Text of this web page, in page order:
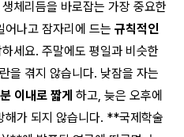
체리듬을 바로잡는 가장 중요한
어나고 잠자리에 드는 규칙적인
세요. 주말에도 평일과 비슷한
을 겪지 않습니다. 낮잠을 자는
이내로 짧게 하고, 늦은 오후에
해가 되지 않습니다. **국제학술